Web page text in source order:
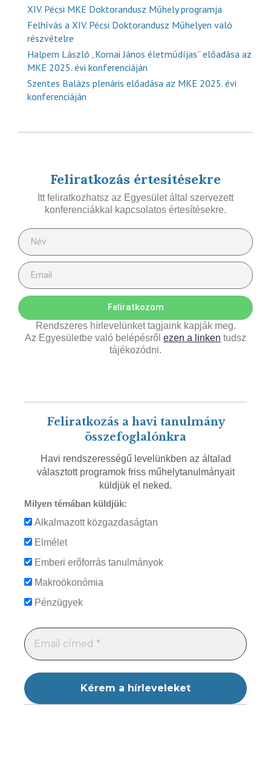
XIV. Pécsi MKE Doktorandusz Műhely programja
Felhívás a XIV. Pécsi Doktorandusz Műhelyen való
részvételre
Halpern László „Kornai János életműdíjas” előadása az
MKE 2025. évi konferenciáján
Szentes Balázs plenáris előadása az MKE 2025. évi
konferenciáján
Feliratkozás értesítésekre
Itt feliratkozhatsz az Egyesület által szervezett
konferenciákkal kapcsolatos értesítésekre.
Feliratkozom
Rendszeres hírlevelünket tagjaink kapják meg.
Az Egyesületbe való belépésről ezen a linken tudsz
tájékozódni.
Feliratkozás a havi tanulmány
összefoglalónkra
Havi rendszerességű levelünkben az általad
választott programok friss műhelytanulmányait
küldjük el neked.
Milyen témában küldjük:
Alkalmazott közgazdaságtan
Elmélet
Emberi erőforrás tanulmányok
Makroökonómia
Pénzügyek